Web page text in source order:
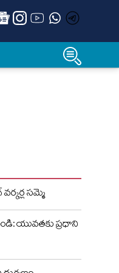
సమ్మె
యువతకు ప్రధాని